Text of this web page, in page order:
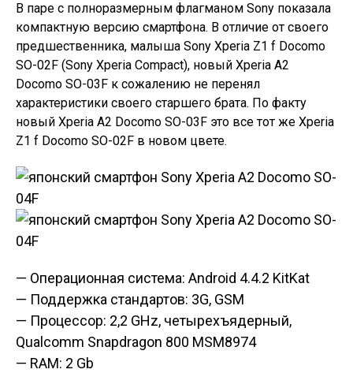
В паре с полноразмерным флагманом Sony показала
компактную версию смартфона. В отличие от своего
предшественника, малыша Sony Xperia Z1 f Docomo
SO-02F (Sony Xperia Compact), новый Xperia A2
Docomo SO-03F к сожалению не перенял
характеристики своего старшего брата. По факту
новый Xperia A2 Docomo SO-03F это все тот же Xperia
Z1 f Docomo SO-02F в новом цвете.
— Операционная система: Android 4.4.2 KitKat
— Поддержка стандартов: 3G, GSM
— Процессор: 2,2 GHz, четырехъядерный,
Qualcomm Snapdragon 800 MSM8974
— RAM: 2 Gb